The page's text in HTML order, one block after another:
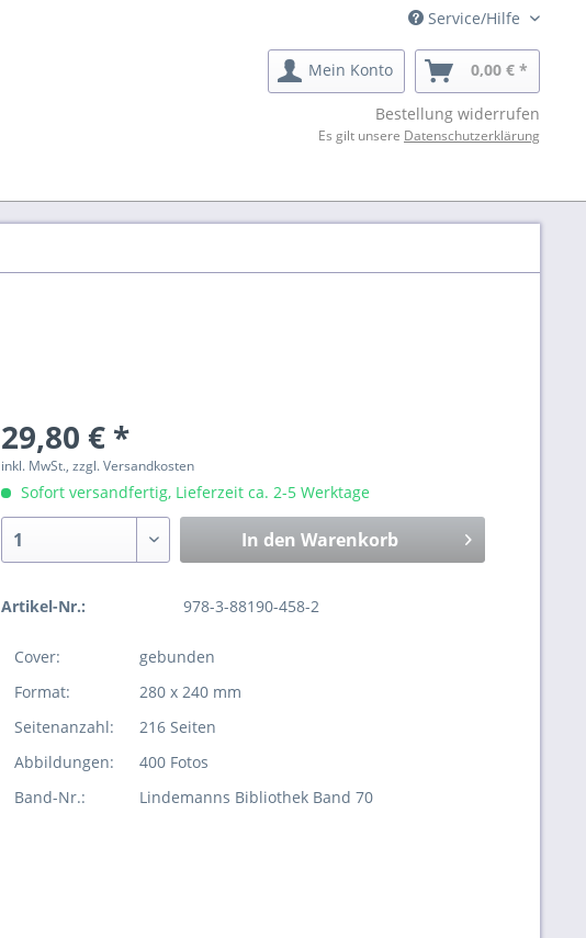
Service/Hilfe
Mein Konto 0,00 € *
Bestellung widerrufen
Es gilt unsere Datenschutzerklärung
29,80 € *
inkl. MwSt., zzgl. Versandkosten
Sofort versandfertig, Lieferzeit ca. 2-5 Werktage
In den Warenkorb
Artikel-Nr.: 978-3-88190-458-2
Cover:
gebunden
Format:
280 x 240 mm
Seitenanzahl:
216 Seiten
Abbildungen:
400 Fotos
Band-Nr.:
Lindemanns Bibliothek Band 70